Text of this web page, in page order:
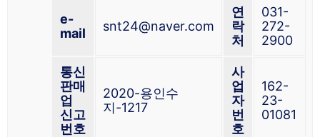
e-
mail
snt24@naver.com
연
락
처
031-
272-
2900
통신
판매
업
신고
번호
2020-용인수
지-1217
사
업
자
번
호
162-
23-
01081